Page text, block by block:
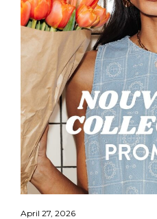
April 27, 2026